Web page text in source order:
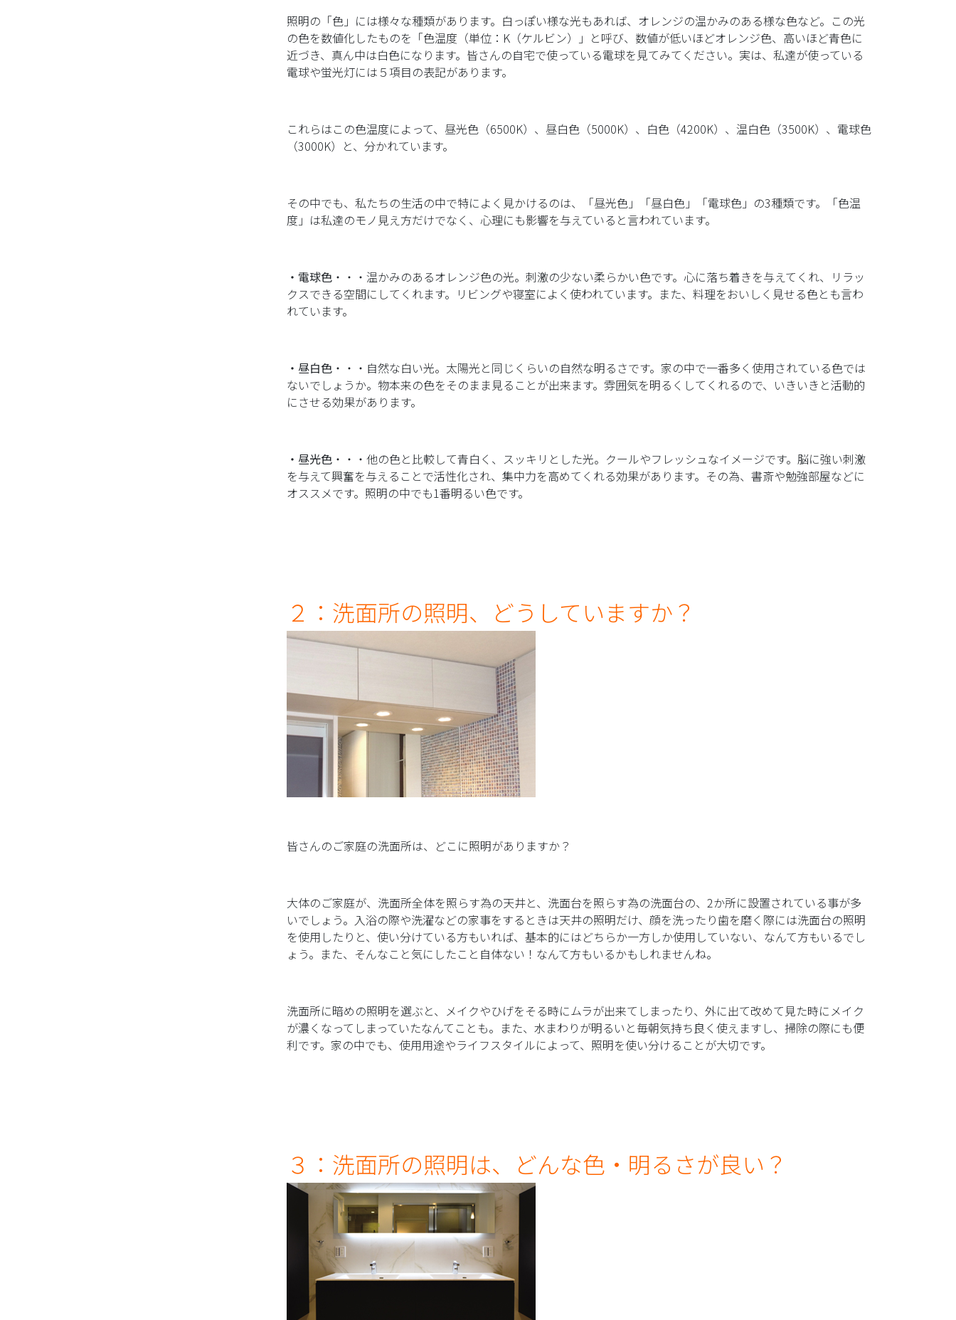
照明の「色」には様々な種類があります。白っぽい様な光もあれば、オレンジの温かみのある様な色など。この光
の色を数値化したものを「色温度（単位：K（ケルビン）」と呼び、数値が低いほどオレンジ色、高いほど青色に
近づき、真ん中は白色になります。皆さんの自宅で使っている電球を見てみてください。実は、私達が使っている
電球や蛍光灯には５項目の表記があります。
これらはこの色温度によって、昼光色（6500K）、昼白色（5000K）、白色（4200K）、温白色（3500K）、電球色
（3000K）と、分かれています。
その中でも、私たちの生活の中で特によく見かけるのは、「昼光色」「昼白色」「電球色」の3種類です。「色温
度」は私達のモノ見え方だけでなく、心理にも影響を与えていると言われています。
・電球色 ・・・温かみのあるオレンジ色の光。刺激の少ない柔らかい色です。心に落ち着きを与えてくれ、リラッ
クスできる空間にしてくれます。リビングや寝室によく使われています。また、料理をおいしく見せる色とも言わ
れています。
・昼白色 ・・・自然な白い光。太陽光と同じくらいの自然な明るさです。家の中で一番多く使用されている色では
ないでしょうか。物本来の色をそのまま見ることが出来ます。雰囲気を明るくしてくれるので、いきいきと活動的
にさせる効果があります。
・昼光色 ・・・他の色と比較して青白く、スッキリとした光。クールやフレッシュなイメージです。脳に強い刺激
を与えて興奮を与えることで活性化され、集中力を高めてくれる効果があります。その為、書斎や勉強部屋などに
オススメです。照明の中でも1番明るい色です。
２：洗面所の照明、どうしていますか？
皆さんのご家庭の洗面所は、どこに照明がありますか？
大体のご家庭が、洗面所全体を照らす為の天井と、洗面台を照らす為の洗面台の、2か所に設置されている事が多
いでしょう。入浴の際や洗濯などの家事をするときは天井の照明だけ、顔を洗ったり歯を磨く際には洗面台の照明
を使用したりと、使い分けている方もいれば、基本的にはどちらか一方しか使用していない、なんて方もいるでし
ょう。また、そんなこと気にしたこと自体ない！なんて方もいるかもしれませんね。
洗面所に暗めの照明を選ぶと、メイクやひげをそる時にムラが出来てしまったり、外に出て改めて見た時にメイク
が濃くなってしまっていたなんてことも。また、水まわりが明るいと毎朝気持ち良く使えますし、掃除の際にも便
利です。家の中でも、使用用途やライフスタイルによって、照明を使い分けることが大切です。
３：洗面所の照明は、どんな色・明るさが良い？